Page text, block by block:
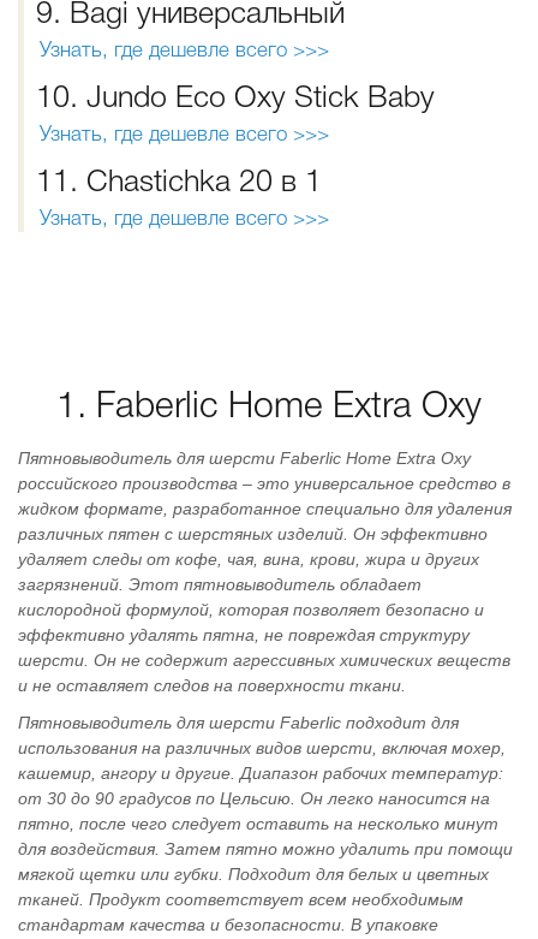
9. Bagi универсальный
Узнать, где дешевле всего >>>
10. Jundo Eco Oxy Stick Baby
Узнать, где дешевле всего >>>
11. Chastichka 20 в 1
Узнать, где дешевле всего >>>
1. Faberlic Home Extra Oxy
Пятновыводитель для шерсти Faberlic Home Extra Oxy
российского производства – это универсальное средство в
жидком формате, разработанное специально для удаления
различных пятен с шерстяных изделий. Он эффективно
удаляет следы от кофе, чая, вина, крови, жира и других
загрязнений. Этот пятновыводитель обладает
кислородной формулой, которая позволяет безопасно и
эффективно удалять пятна, не повреждая структуру
шерсти. Он не содержит агрессивных химических веществ
и не оставляет следов на поверхности ткани.
Пятновыводитель для шерсти Faberlic подходит для
использования на различных видов шерсти, включая мохер,
кашемир, ангору и другие. Диапазон рабочих температур:
от 30 до 90 градусов по Цельсию. Он легко наносится на
пятно, после чего следует оставить на несколько минут
для воздействия. Затем пятно можно удалить при помощи
мягкой щетки или губки. Подходит для белых и цветных
тканей. Продукт соответствует всем необходимым
стандартам качества и безопасности. В упаковке